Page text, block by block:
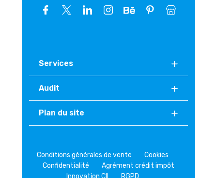
Services
Audit
Plan du site
Conditions générales de vente
Cookies
Confidentialité
Agrément crédit impôt
Innovation CII
RGPD